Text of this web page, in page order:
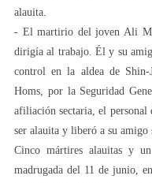
alauita.
- El martirio del joven Ali
dirigía al trabajo. Él y su
control en la aldea de Shin-
Homs, por la Seguridad
afiliación sectaria, el
ser alauita y liberó a su
Cinco mártires alauitas y
madrugada del 11 de junio,